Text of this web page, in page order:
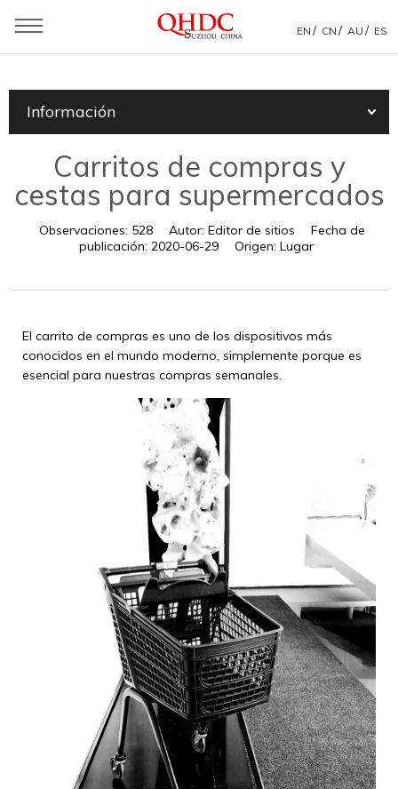
EN / CN / AU / ES
Casa
» Información » Noticias de productos
»
Carritos de compras y cestas para supermercados
Información
Carritos de compras y
cestas para supermercados
Observaciones: 528 Autor: Editor de sitios
Fecha de
publicación: 2020-06-29 Origen: Lugar
El carrito de compras es uno de los dispositivos más
conocidos en el mundo moderno, simplemente porque es
esencial para nuestras compras semanales.